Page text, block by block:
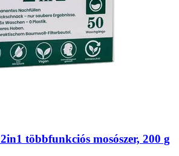
2in1 többfunkciós mosószer, 200 g